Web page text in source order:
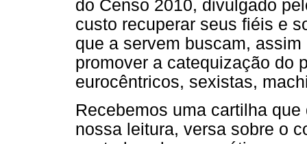
do Censo 2010, divulgado
custo recuperar seus fiéis e
que a servem buscam,
promover a catequização do
eurocêntricos, sexistas,
Recebemos uma cartilha
nossa leitura, versa sobre o